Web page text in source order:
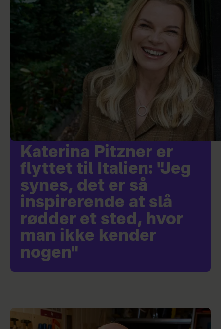
Katerina Pitzner er
flyttet til Italien: "Jeg
synes, det er så
inspirerende at slå
rødder et sted, hvor
man ikke kender
nogen"